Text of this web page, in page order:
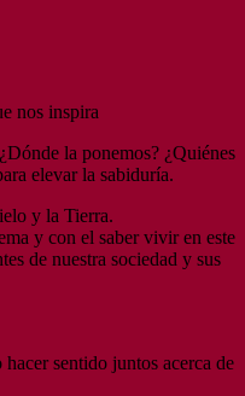
nos inspira
la ponemos? ¿Quiénes
elevar la sabiduría.
y la Tierra.
y con el saber vivir en este
de nuestra sociedad y sus
sentido juntos acerca de